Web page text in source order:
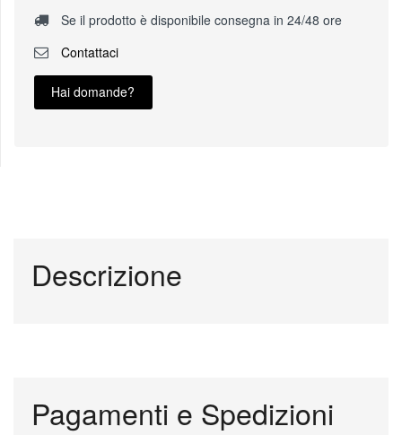
Se il prodotto è disponibile consegna in 24/48 ore
Contattaci
Hai domande?
Descrizione
Pagamenti e Spedizioni